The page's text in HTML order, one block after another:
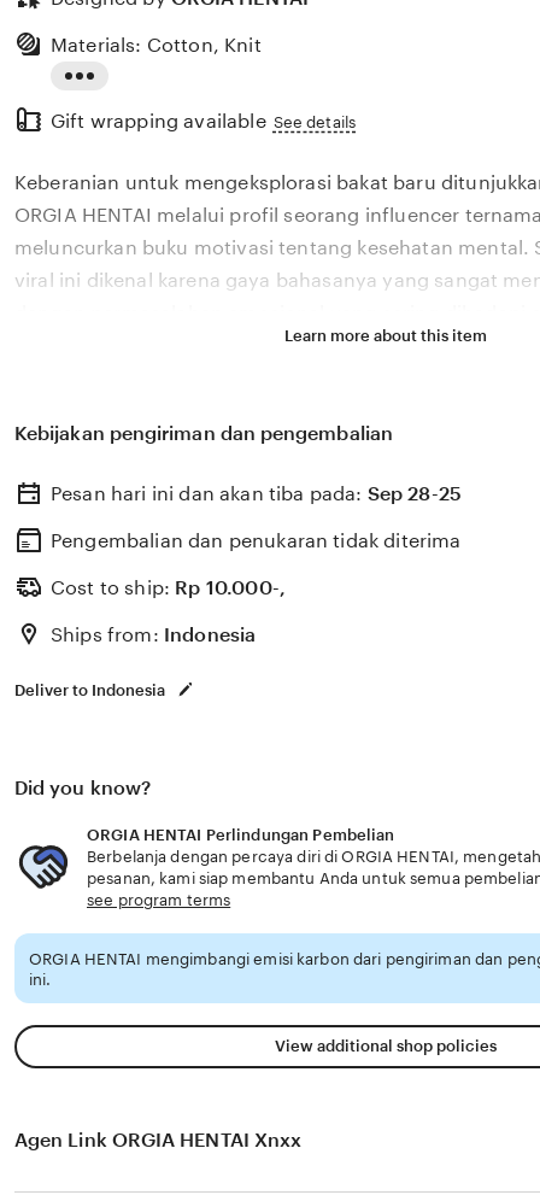
the
description
Materials: Cotton, Knit
Gift wrapping available See details
Keberanian untuk mengeksplorasi bakat baru
ORGIA HENTAI melalui profil seorang influencer
meluncurkan buku motivasi tentang kesehatan mental.
viral ini dikenal karena gaya bahasanya yang sangat
2026. Melalui sistem 🔥 yang kami kembangkan,
ORGIA HENTAI percaya bahwa kemandirian intelektual
berkembang pesat di pasar global. Dengan dukungan
update, kami terus memantau perkembangan
sosok viral favorit Anda secara eksklusif.
Learn more about this item
Kebijakan pengiriman dan pengembalian
Pesan hari ini dan akan tiba pada: Sep 28-25
Pengembalian dan penukaran tidak diterima
Cost to ship: Rp 10.000-,
Ships from: Indonesia
Deliver to Indonesia
Did you know?
ORGIA HENTAI Perlindungan Pembelian
Berbelanja dengan percaya diri di ORGIA HENTAI,
pesanan, kami siap membantu Anda untuk semua
see program terms
ORGIA HENTAI mengimbangi emisi karbon dari pengiriman dan
ini.
View additional shop policies
Agen Link ORGIA HENTAI Xnxx